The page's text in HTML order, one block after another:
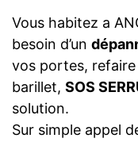
Vous habitez a
besoin d’un
vos portes,
barillet, SOS
solution.
Sur simple appel